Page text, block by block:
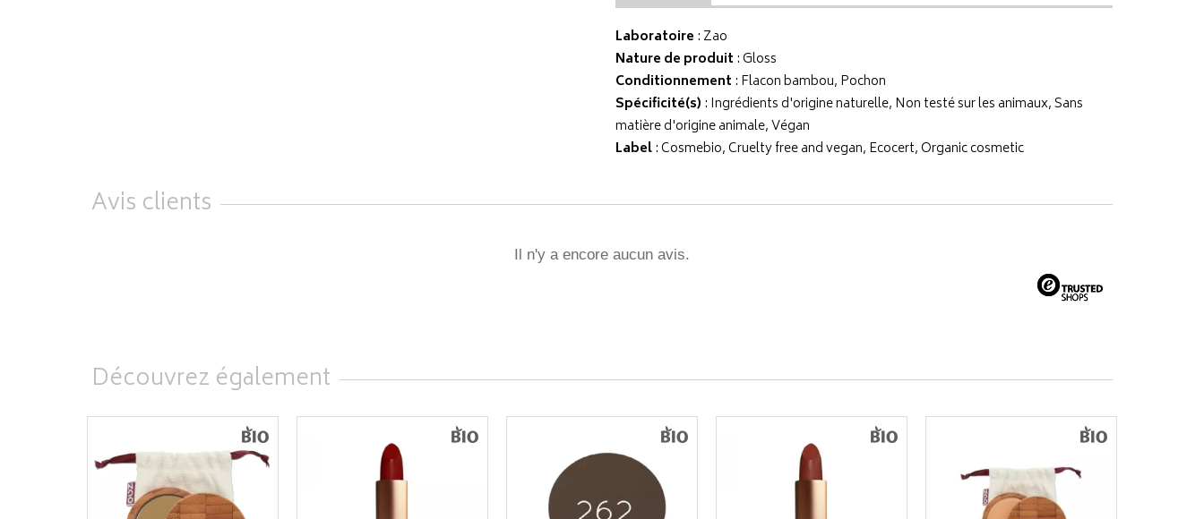
Laboratoire : Zao
Nature de produit : Gloss
Conditionnement : Flacon bambou, Pochon
Spécificité(s) : Ingrédients d'origine naturelle, Non testé sur les animaux, Sans
matière d'origine animale, Végan
Label: Cosmebio, Cruelty free and vegan, Ecocert, Organic cosmetic
Avis clients
Il n'y a encore aucun avis.
Découvrez également